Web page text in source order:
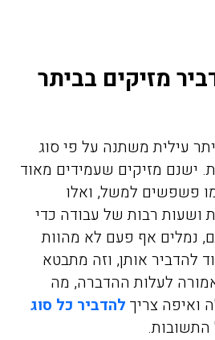
מזיקים בביתר
עילית משתנה על פי סוג
ישנם מזיקים שעמידים מאוד
פשפשים למשל, ואלו
ושעות רבות של עבודה כדי
נמלים אף פעם לא מהוות
להדביר אותן, וזה מתבטא
לעלות ההדברה, מה
ואיפה צריך להדביר כל סוג
התשובות.